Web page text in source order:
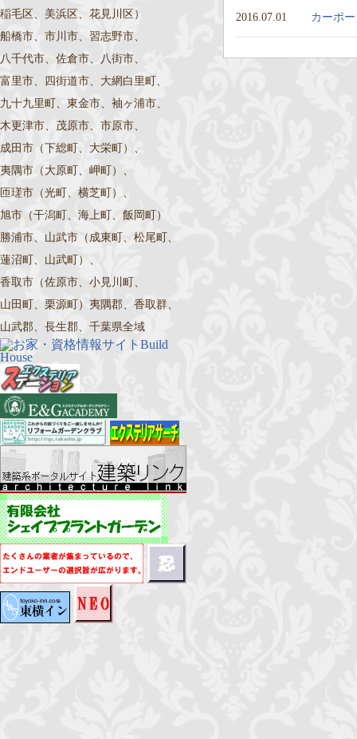
2016.07.01 カーポ
稲毛区、美浜区、花見川区）
船橋市、市川市、習志野市、
八千代市、佐倉市、八街市、
富里市、四街道市、大網白里町、
九十九里町、東金市、袖ヶ浦市、
木更津市、茂原市、市原市、
成田市（下総町、大栄町）、
夷隅市（大原町、岬町）、
匝瑳市（光町、横芝町）、
旭市（干潟町、海上町、飯岡町）
勝浦市、山武市（成東町、松尾町、
蓮沼町、山武町）、
香取市（佐原市、小見川町、
山田町、栗源町）夷隅郡、香取群、
山武郡、長生郡、千葉県全域